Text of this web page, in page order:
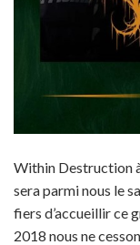
Within Destruction
sera parmi nous le
fiers d’accueillir ce
2018 nous ne